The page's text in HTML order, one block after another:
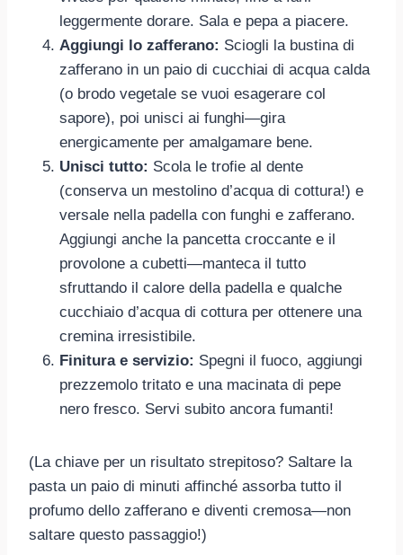
leggermente dorare. Sala e pepa a piacere.
Aggiungi lo zafferano: Sciogli la bustina di
zafferano in un paio di cucchiai di acqua calda
(o brodo vegetale se vuoi esagerare col
sapore), poi unisci ai funghi—gira
energicamente per amalgamare bene.
Unisci tutto: Scola le trofie al dente
(conserva un mestolino d’acqua di cottura!) e
versale nella padella con funghi e zafferano.
Aggiungi anche la pancetta croccante e il
provolone a cubetti—manteca il tutto
sfruttando il calore della padella e qualche
cucchiaio d’acqua di cottura per ottenere una
cremina irresistibile.
Finitura e servizio: Spegni il fuoco, aggiungi
prezzemolo tritato e una macinata di pepe
nero fresco. Servi subito ancora fumanti!
(La chiave per un risultato strepitoso? Saltare la
pasta un paio di minuti affinché assorba tutto il
profumo dello zafferano e diventi cremosa—non
saltare questo passaggio!)